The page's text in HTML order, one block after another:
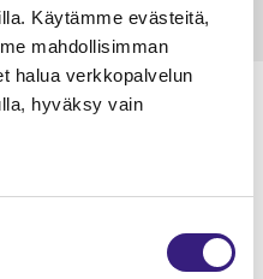
Käytämme evästeitä,
mahdollisimman
halua verkkopalvelun
hyväksy vain